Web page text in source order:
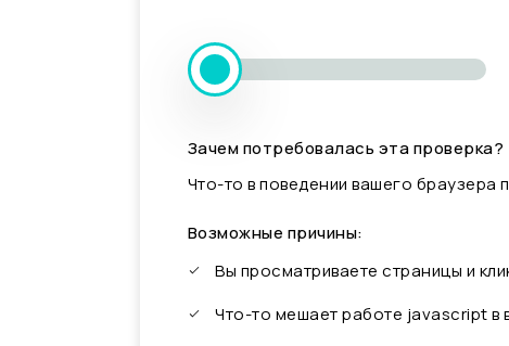
Зачем потребовалась эта проверка?
Что-то в поведении вашего браузера
Возможные причины:
Вы просматриваете страницы и
Что-то мешает работе javascript в